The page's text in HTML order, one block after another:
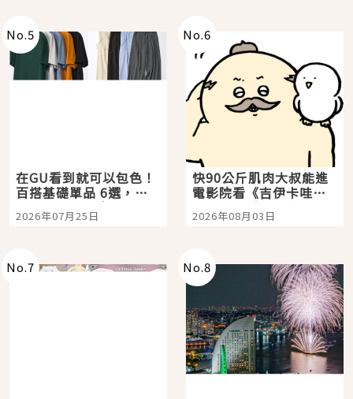
No.5
在GU看到就可以包色！
百搭基礎單品 6選，閉
眼全收也不心疼
2026年07月25日
No.6
快90公斤肌肉大叔能進
電影院看《吉伊卡哇》
嗎？日本重金屬樂團
「打首」會長與nagano
2026年08月03日
No.7 No.8